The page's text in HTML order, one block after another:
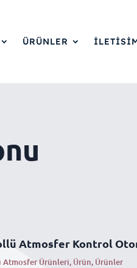
ÜRÜNLER
Atmosfer Kontrol
Atmosfer Ürünleri, Ürün, Ürünler